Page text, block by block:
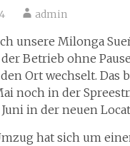
admin
unsere Milonga
Betrieb ohne
Ort wechselt. Das
noch in der
in der neuen
hat sich um